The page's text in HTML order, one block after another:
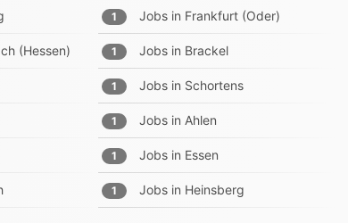
1 Jobs in Frankfurt (Oder)
(Hessen) 1 Jobs in Brackel
1 Jobs in Schortens
1 Jobs in Ahlen
1 Jobs in Essen
1 Jobs in Heinsberg